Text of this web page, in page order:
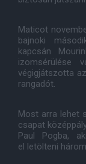
Maticot
bajnoki
kapcsán
izomsérülése
végigjátszotta
rangadót.
Most arra lehet
csapat
Paul Pogba,
el letölteni